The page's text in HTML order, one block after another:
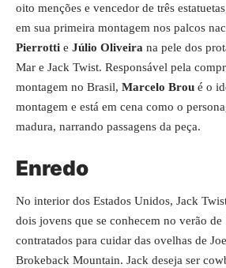
oito menções e vencedor de três
em sua primeira montagem nos palcos
Pierrotti e Júlio Oliveira na pele dos
Mar e Jack Twist. Responsável pela
montagem no Brasil, Marcelo Brou é o
montagem e está em cena como o
madura, narrando passagens da peça.
Enredo
No interior dos Estados Unidos, Jack
dois jovens que se conhecem no verão de
contratados para cuidar das ovelhas de
Brokeback Mountain. Jack deseja ser